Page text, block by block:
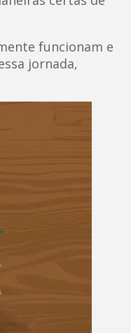
funcionam e
jornada,